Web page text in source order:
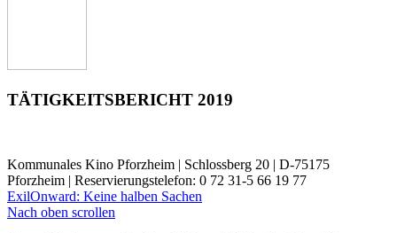
TÄTIGKEITSBERICHT 2019
Kommunales Kino Pforzheim | Schlossberg 20 | D-75175
Pforzheim | Reservierungstelefon: 0 72 31-5 66 19 77
ExilOnward: Keine halben Sachen
Nach oben scrollen